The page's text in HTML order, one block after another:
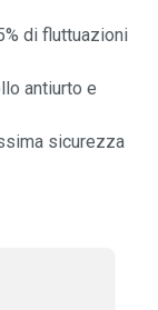
di fluttuazioni
antiurto e
sicurezza